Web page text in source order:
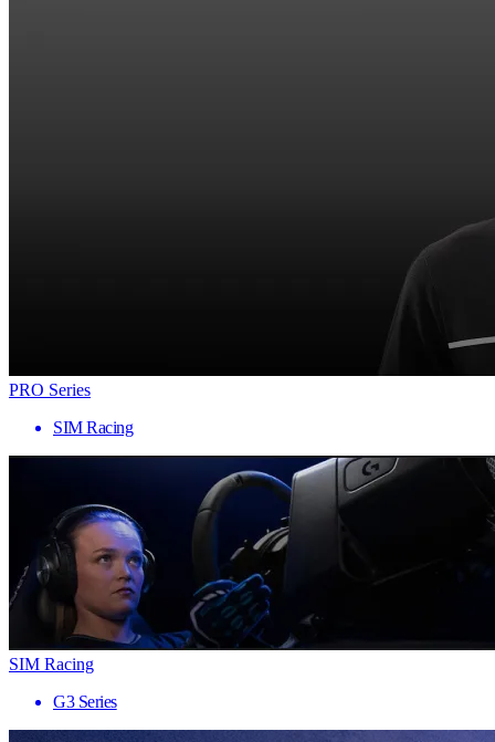
PRO Series
SIM Racing
SIM Racing
G3 Series